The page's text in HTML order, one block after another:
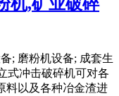
; 磨粉机设备; 成套生
式冲击破碎机可对各
料以及各种冶金渣进